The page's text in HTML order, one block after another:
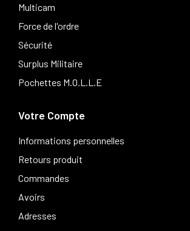
Multicam
Force de l'ordre
Sécurité
Surplus Militaire
Pochettes M.O.L.L.E
Votre Compte
Informations personnelles
Retours produit
Commandes
Avoirs
Adresses